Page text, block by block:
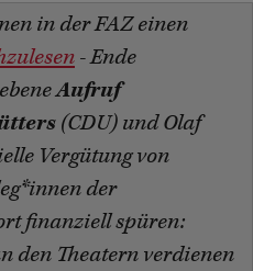
in der FAZ einen
- Ende
Aufruf
(CDU) und Olaf
Vergütung von
der
finanziell spüren:
den Theatern verdienen